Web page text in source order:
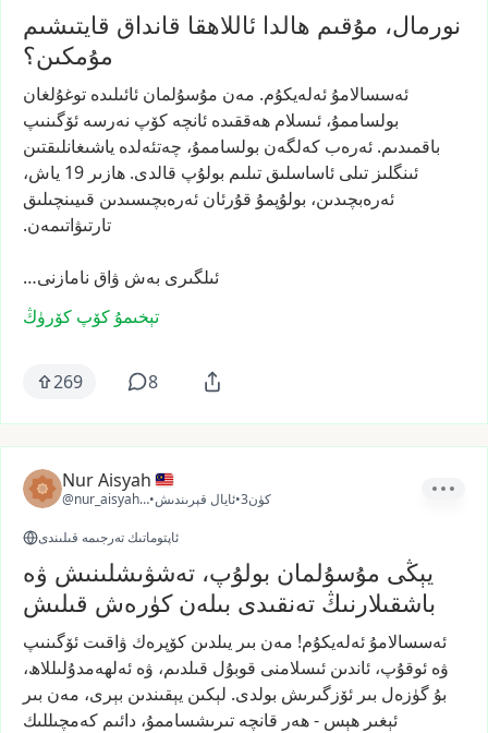
نورمال، مۇقىم ھالدا ئاللاھقا قانداق قايتىشىم
مۇمكىن؟
ئەسسالامۇ ئەلەيكۇم. مەن مۇسۇلمان ئائىلىدە توغۇلغان
بولساممۇ، ئىسلام ھەققىدە ئانچە كۆپ نەرسە ئۆگىنىپ
باقمىدىم. ئەرەب كەلگەن بولساممۇ، چەتئەلدە ياشىغانلىقتىن
ئىنگلىز تىلى ئاساسلىق تىلىم بولۇپ قالدى. ھازىر 19 ياش،
ئەرەبچىدىن، بولۇپمۇ قۇرئان ئەرەبچىسىدىن قىيىنچىلىق
تارتىۋاتىمەن.
ئىلگىرى بەش ۋاق نامازنى…
تېخىمۇ كۆپ كۆرۈڭ
269 8
Nur Aisyah
@nur_aisyah12•ئايال قېرىندىش• 3كۈن
ئاپتوماتىك تەرجىمە قىلىندى
يېڭى مۇسۇلمان بولۇپ، تەشۋىشلىنىش ۋە
باشقىلارنىڭ تەنقىدى بىلەن كۈرەش قىلىش
ئەسسالامۇ ئەلەيكۇم! مەن بىر يىلدىن كۆپرەك ۋاقىت ئۆگىنىپ
ۋە ئوقۇپ، ئاندىن ئىسلامنى قوبۇل قىلدىم، ۋە ئەلھەمدۇلىللاھ،
بۇ گۈزەل بىر ئۆزگىرىش بولدى. لېكىن يېقىندىن بېرى، مەن بىر
ئېغىر ھېس -ھەر قانچە تىرىشساممۇ، دائىم كەمچىللىك